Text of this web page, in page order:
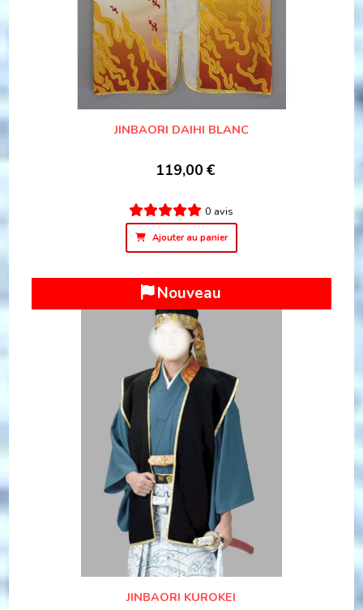
JINBAORI DAIHI BLANC
119,00 €
0 avis
Ajouter au panier
Nouveau
JINBAORI KUROKEI